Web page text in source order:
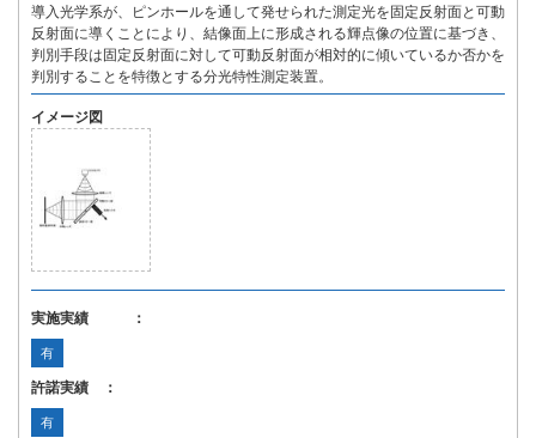
導入光学系が、ピンホールを通して発せられた測定光を固定反射面と可動
反射面に導くことにより、結像面上に形成される輝点像の位置に基づき、
判別手段は固定反射面に対して可動反射面が相対的に傾いているか否かを
判別することを特徴とする分光特性測定装置。
イメージ図
実施実績 ：
有
許諾実績 ：
有